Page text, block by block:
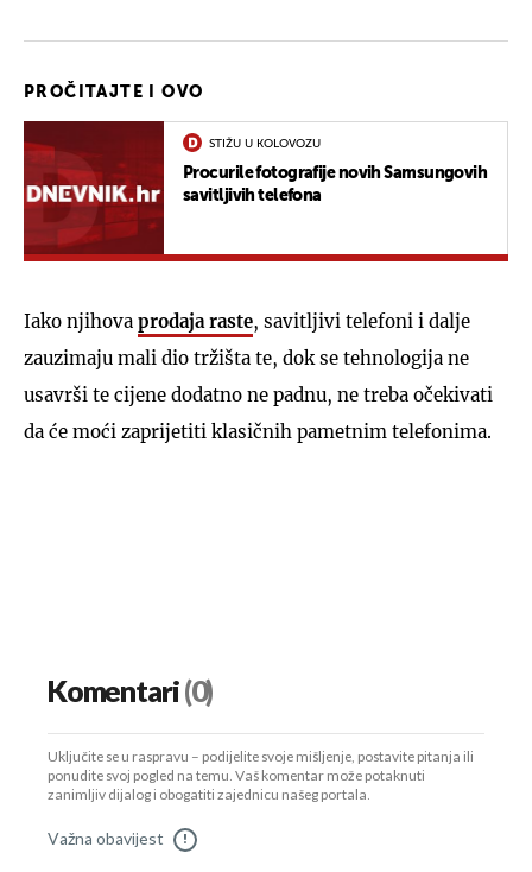
PROČITAJTE I OVO
STIŽU U KOLOVOZU
Procurile fotografije novih Samsungovih
savitljivih telefona
Iako njihova prodaja raste, savitljivi telefoni i dalje
zauzimaju mali dio tržišta te, dok se tehnologija ne
usavrši te cijene dodatno ne padnu, ne treba očekivati
da će moći zaprijetiti klasičnih pametnim telefonima.
Komentari(0)
Uključite se u raspravu – podijelite svoje mišljenje, postavite pitanja ili
ponudite svoj pogled na temu. Vaš komentar može potaknuti
zanimljiv dijalog i obogatiti zajednicu našeg portala.
Važna obavijest !